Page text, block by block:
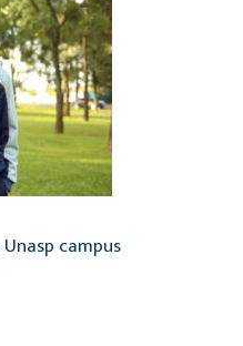
campus